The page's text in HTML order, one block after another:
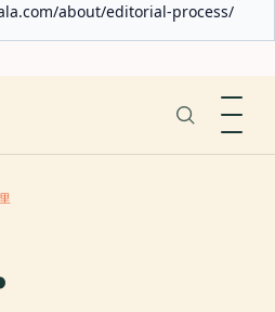
about/editorial-process/